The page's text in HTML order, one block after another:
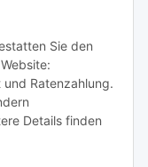
Sie den
Ratenzahlung.
Details finden